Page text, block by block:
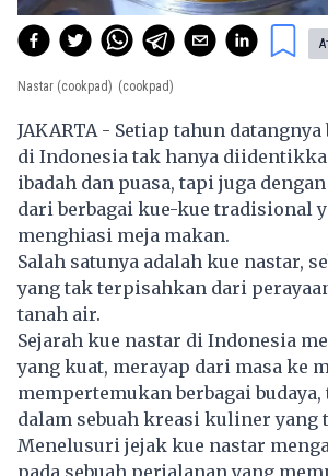
A-
Nastar (cookpad) (cookpad)
JAKARTA - Setiap tahun datangnya
di Indonesia tak hanya
ibadah dan puasa, tapi juga
dari berbagai kue-kue tradisional
menghiasi meja makan.
Salah satunya adalah kue nastar,
yang tak terpisahkan dari
tanah air.
Sejarah kue nastar di Indonesia
yang kuat, merayap dari masa ke
mempertemukan berbagai
dalam sebuah kreasi kuliner yang
Menelusuri jejak kue nastar
pada sebuah perjalanan yang